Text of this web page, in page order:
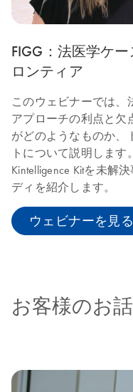
FIGG：法医学ケ
ロンティア
このウェビナーでは、
アプローチの利点と欠
がどのようなものか、
トについて説明します
Kintelligence Kitを未解
ディを紹介します。
ウェビナーを見る​
お客様のお話